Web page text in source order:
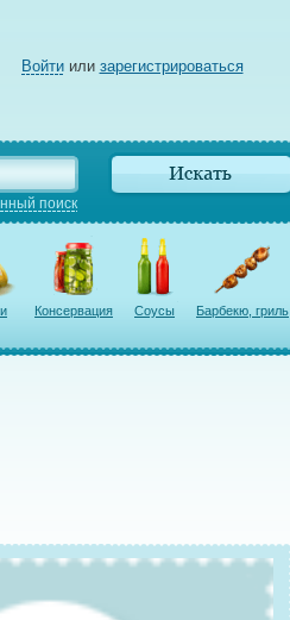
Войтиили зарегистрироваться
поиск
Консервация Соусы Барбекю, гриль